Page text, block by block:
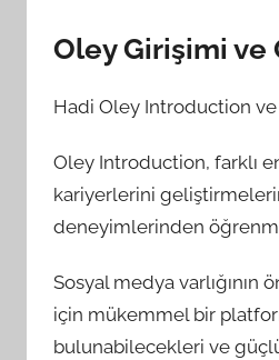
Oley Girişimi ve
Hadi Oley Introduction ve
Oley Introduction, farklı
kariyerlerini
deneyimlerinden
Sosyal medya varlığının
için mükemmel bir
bulunabilecekleri ve